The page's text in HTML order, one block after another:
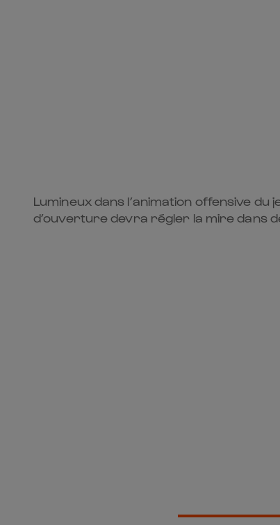
Lumineux dans l’animation offensive
d’ouverture devra régler la mire dans